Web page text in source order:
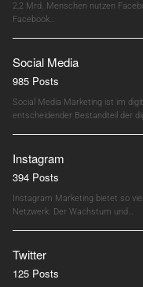
2,2 Mrd. Menschen nutzen
Facebook…
Social Media
985 Posts
Social Media Marketing ist im
entscheidender Bestandteil der
Instagram
394 Posts
Instagram Marketing bietet so
Netzwerk. Der Wachstum und…
Twitter
125 Posts